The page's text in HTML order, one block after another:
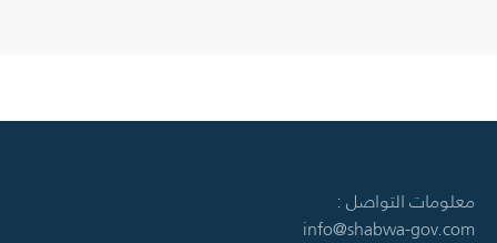
معلومات التواصل :
info@shabwa-gov.com